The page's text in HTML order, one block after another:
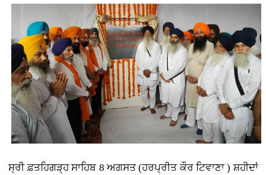
ਸ੍ਰੀ ਫ਼ਤਹਿਗੜ੍ਹ ਸਾਹਿਬ 8 ਅਗਸਤ (ਹਰਪ੍ਰੀਤ ਕੌਰ ਟਿਵਾਣਾ ) ਸ਼ਹੀਦਾਂ